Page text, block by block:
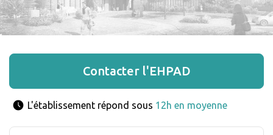
Contacter l'EHPAD
L'établissement répond sous 12h en moyenne